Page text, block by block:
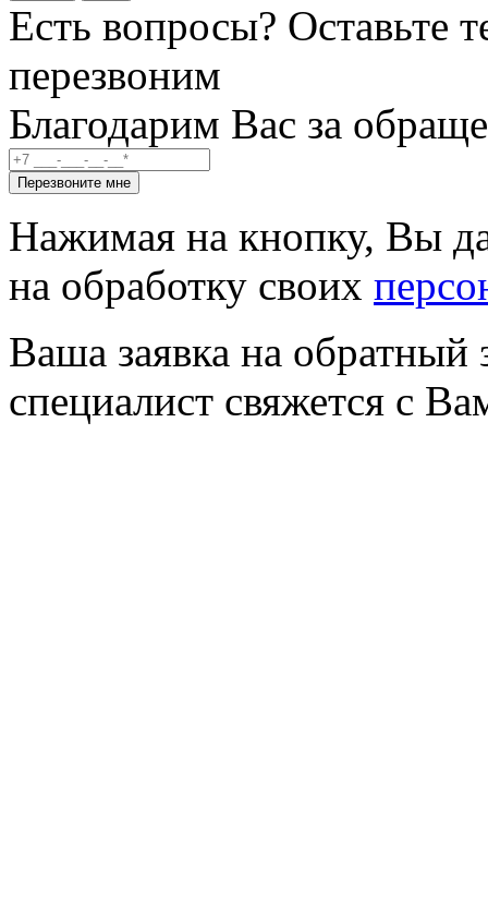
Есть вопросы? Оставьте
перезвоним
Благодарим Вас за
Перезвоните мне
Нажимая на кнопку, Вы
на обработку своих
Ваша заявка на
специалист свяжется с